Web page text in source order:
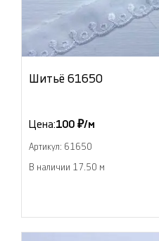
Шитьё 61650
Цена:100 ₽/м
Артикул: 61650
В наличии 17.50 м